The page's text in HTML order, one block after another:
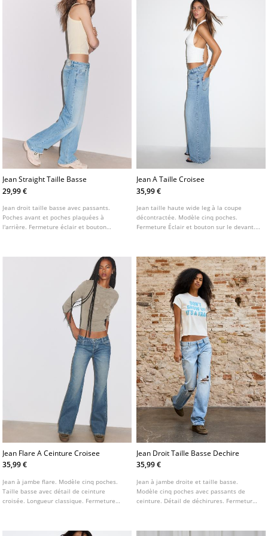
Jean Straight Taille Basse
29,99 €
Jean droit taille basse avec passants.
Poches avant et poches plaquées à
l'arrière. Fermeture éclair et bouton
Jean A Taille Croisee
35,99 €
Jean taille haute wide leg à la coupe
décontractée. Modèle cinq poches.
Fermeture Éclair et bouton sur le devant.
Jean Flare A Ceinture Croisee
35,99 €
Jean à jambe flare. Modèle cinq poches.
Taille basse avec détail de ceinture
croisée. Longueur classique. Fermeture
Jean Droit Taille Basse Dechire
35,99 €
Jean à jambe droite et taille basse.
Modèle cinq poches avec passants de
ceinture. Détail de déchirures. Fermeture